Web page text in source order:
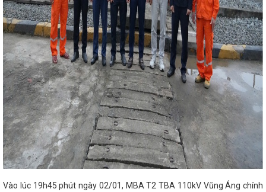
chí Trần Cương, Bí thư Khu ủy Khu tự trị dân tộc
Chủ tịch Quốc hội Vương Đình Huệ kiểm tra sản xuất
Chấp hành Đảng bộ tỉnh Hà Tĩnh công bố các quyết
KHAI MẠC LỚP HUẤN LUYỆN KỸ THUẬT AN TOÀN
2026
Hà Tĩnh thông báo điều chỉnh thời gian đại
Quy định về áp dụng, sử dụng văn bản, giấy tờ đã
Đảng uỷ Khối CCQ&DN tỉnh tổ chức Hội thi Dân vận
trở thành quốc gia thứ 73 công nhận Việt Nam là quốc
Sở Thông tin và Truyền thông Hà Tĩnh - 20 năm một
sách ưu đãi cho nhà đầu tư trạm sạc điện
Nâng
phục vụ của văn phòng cấp ủy trong kỷ nguyên
thu hút đầu tư, thương mại cho Doanh nghiệp Hà Tĩnh tại
Expo 2023
Bộ Công Thương họp chuẩn bị tiếp
hệ thống điện và thị trường điện Quốc gia
Coi
là nhiệm vụ chính trị trọng tâm, xuyên suốt
KẾT
QUÝ I NĂM 2023
Tổ chức các hoạt động hưởng
triển khai các biện pháp ứng phó với bão số 12 và mưa
Vào lúc 19h45 phút ngày 02/01, MBA T2 TBA 110kV Vũng Áng chính